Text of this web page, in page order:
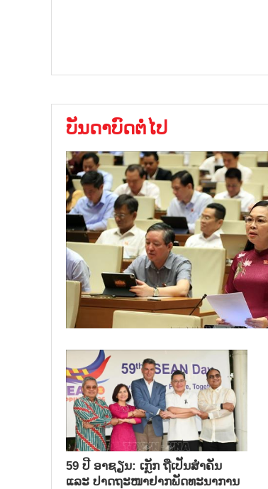
ບັນດາບົດຕໍ່ໄປ
59 ປີ ອາຊຽນ: ເກຼັກ ຖືເປັນສຳຄັນ
ແລະ ປາດຖະໜາຢາກພັດທະນາການ